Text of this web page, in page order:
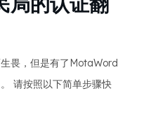
畏，但是有了MotaWord
请按照以下简单步骤快